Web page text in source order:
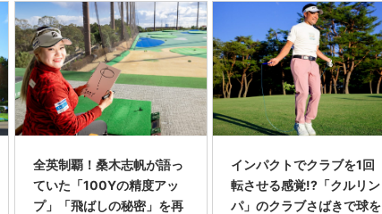
全英制覇！桑木志帆が語っ
ていた「100Yの精度アッ
プ」「飛ばしの秘密」を再
インパクトでクラブを1回
転させる感覚!?「クルリン
パ」のクラブさばきで球を